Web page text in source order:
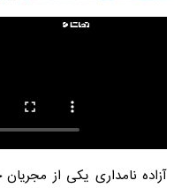
آزاده نامداری یکی از